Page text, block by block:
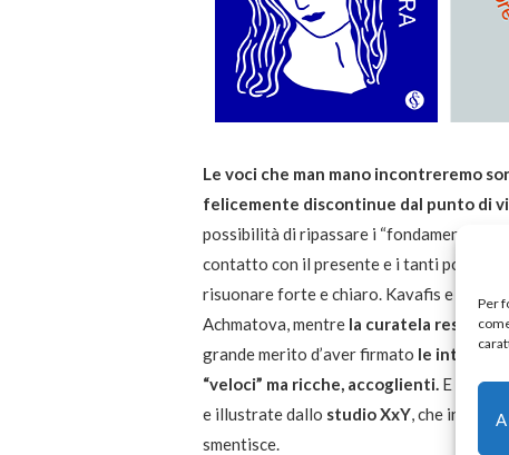
Per
Le voci che man mano incontreremo
felicemente discontinue dal punto di
possibilità di ripassare i “fondamentali”
contatto con il presente e i tanti ponti
risuonare forte e chiaro. Kavafis e Auden
Achmatova, mentre la curatela resterà
grande merito d’aver firmato le
“veloci” ma ricche, accoglienti. E le
e illustrate dallo studio XxY, che in
smentisce.